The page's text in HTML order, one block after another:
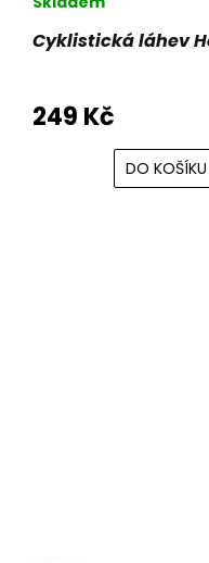
Cyklistická láhev
249 Kč
DO KOŠÍKU